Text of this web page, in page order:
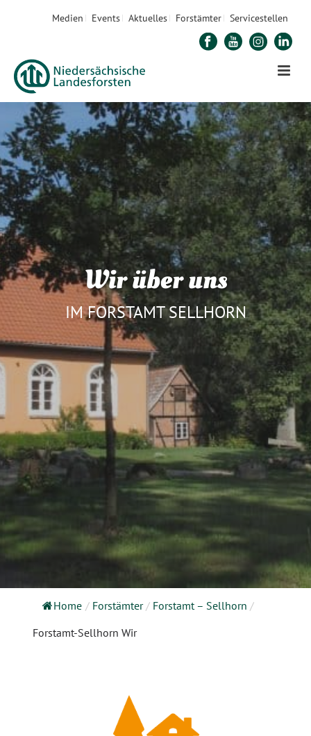
Medien Events Aktuelles Forstämter Servicestellen
Wir über uns
IM FORSTAMT SELLHORN
Home / Forstämter / Forstamt – Sellhorn /
Forstamt-Sellhorn Wir